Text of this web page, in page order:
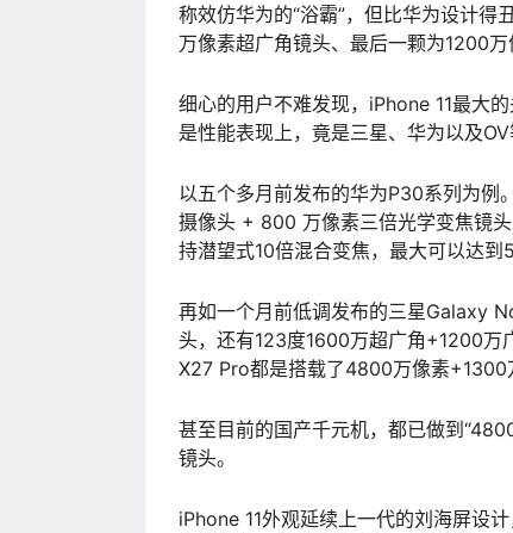
称效仿华为的“浴霸”，但比华为设计
万像素超广角镜头、最后一颗为1200万
细心的用户不难发现，iPhone 11最大
是性能表现上，竟是三星、华为以及
以五个多月前发布的华为P30系列为例
摄像头 + 800 万像素三倍光学变焦镜
持潜望式10倍混合变焦，最大可以达到
再如一个月前低调发布的三星Galaxy
头，还有123度1600万超广角+1200
X27 Pro都是搭载了4800万像素+1300
甚至目前的国产千元机，都已做到
镜头。
iPhone 11外观延续上一代的刘海屏设